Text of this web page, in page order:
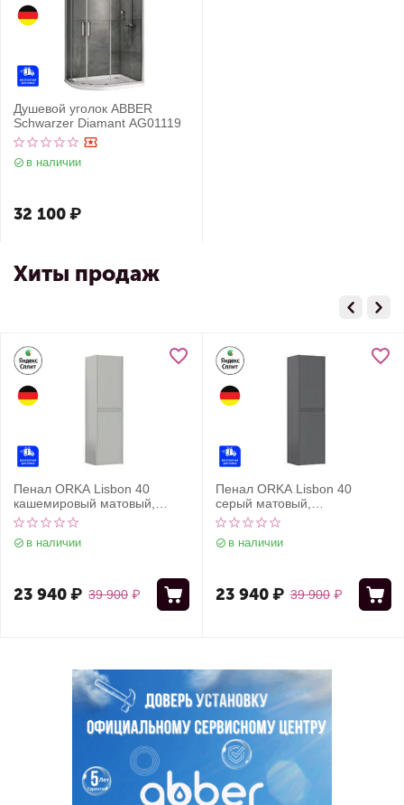
Душевой уголок ABBER
Schwarzer Diamant AG01119
в наличии
32 100₽
Хиты продаж
Пенал ORKA Lisbon 40
кашемировый матовый,
универсальный
в наличии
39 900 ₽
23 940₽
Пенал ORKA Lisbon 40
серый матовый,
универсальный
в наличии
39 900 ₽
23 940₽